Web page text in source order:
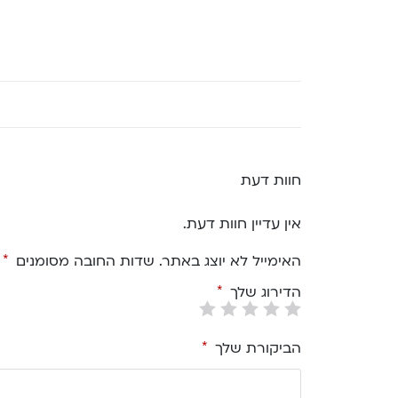
חוות דעת
אין עדיין חוות דעת.
האימייל לא יוצג באתר. שדות החובה מסומנים *
הדירוג שלך *
הביקורת שלך *